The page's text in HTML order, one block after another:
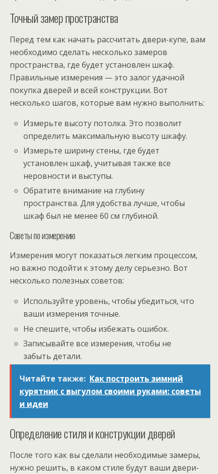
Точный замер пространства
Перед тем как начать рассчитать двери-купе, вам
необходимо сделать несколько замеров
пространства, где будет установлен шкаф.
Правильные измерения — это залог удачной
покупка дверей и всей конструкции. Вот
несколько шагов, которые вам нужно выполнить:
Измерьте высоту потолка. Это позволит
определить максимальную высоту шкафу.
Измерьте ширину стены, где будет
установлен шкаф, учитывая также все
неровности и выступы.
Обратите внимание на глубину
пространства. Для удобства лучше, чтобы
шкаф был не менее 60 см глубиной.
Советы по измерению
Измерения могут показаться легким процессом,
но важно подойти к этому делу серьезно. Вот
несколько полезных советов:
Используйте уровень, чтобы убедиться, что
ваши измерения точные.
Не спешите, чтобы избежать ошибок.
Записывайте все измерения, чтобы не
забыть детали.
Читайте также: Как построить зимний
курятник с выгулом своими руками: советы
и идеи
Определение стиля и конструкции дверей
После того как вы сделали необходимые замеры,
нужно решить, в каком стиле будут ваши двери-